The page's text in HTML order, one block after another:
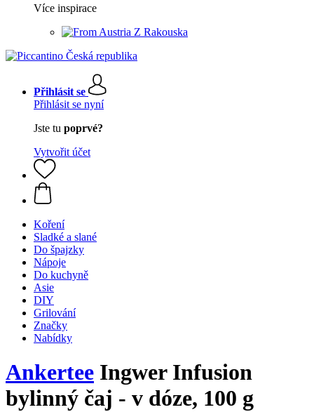
Více inspirace
Z Rakouska
Přihlásit se
Přihlásit se nyní
Jste tu poprvé?
Vytvořit účet
Koření
Sladké a slané
Do špajzky
Nápoje
Do kuchyně
Asie
DIY
Grilování
Značky
Nabídky
Ankertee Ingwer Infusion
bylinný čaj - v dóze, 100 g